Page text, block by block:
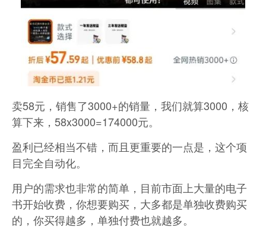
卖58元，销售了3000+的销量，我们就算3000，核
算下来，58x3000=174000元。
盈利已经相当不错，而且更重要的一点是，这个项
目完全自动化。
用户的需求也非常的简单，目前市面上大量的电子
书开始收费，你想要购买，大多都是单独收费购买
的，你买得越多，单独付费也就越多。